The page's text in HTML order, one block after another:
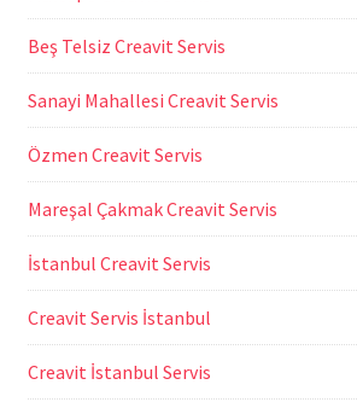
Beş Telsiz Creavit Servis
Sanayi Mahallesi Creavit Servis
Özmen Creavit Servis
Mareşal Çakmak Creavit Servis
İstanbul Creavit Servis
Creavit Servis İstanbul
Creavit İstanbul Servis